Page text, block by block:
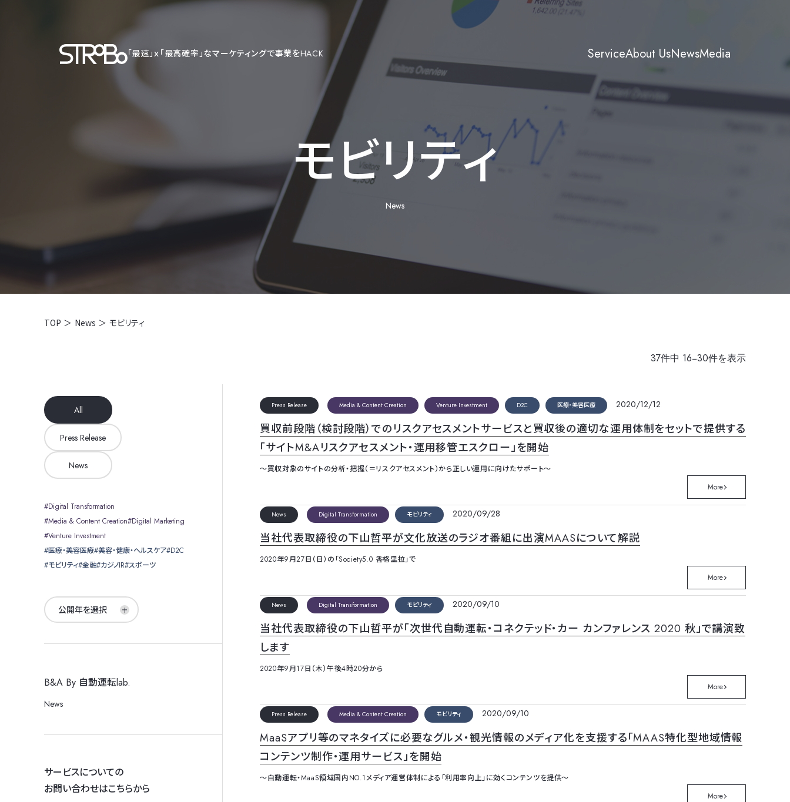
「最速」ｘ「最高確率」なマーケティングで事業をHACK ServiceAbout UsNewsMedia
モビリティ
News
TOP News モビリティ
37件中 16−30件を表示
All
Press Release
News
Digital Transformation
Media & Content Creation Digital Marketing
Venture Investment
医療・美容医療 美容・健康・ヘルスケア D2C
モビリティ 金融 カジノIR スポーツ
公開年を選択
B&A By 自動運転lab.
News
サービスについての
お問い合わせはこちらから
Press Release Media & Content Creation Venture Investment D2C 医療・美容医療 2020/12/12
買収前段階（検討段階）でのリスクアセスメントサービスと買収後の適切な運用体制をセットで提供する
「サイトM&Aリスクアセスメント・運用移管エスクロー」を開始
～買収対象のサイトの分析・把握（＝リスクアセスメント）から正しい運用に向けたサポート～
More
News Digital Transformation モビリティ 2020/09/28
当社代表取締役の下山哲平が文化放送のラジオ番組に出演MAASについて解説
2020年9月27日（日）の「Society5.0 香格里拉」で
More
News Digital Transformation モビリティ 2020/09/10
当社代表取締役の下山哲平が「次世代自動運転・コネクテッド・カー カンファレンス 2020 秋」で講演致
します
2020年9月17日（木）午後4時20分から
More
Press Release Media & Content Creation モビリティ 2020/09/10
MaaSアプリ等のマネタイズに必要なグルメ・観光情報のメディア化を支援する「MAAS特化型地域情報
コンテンツ制作・運用サービス」を開始
～自動運転・MaaS領域国内NO.1メディア運営体制による「利用率向上」に効くコンテンツを提供～
More